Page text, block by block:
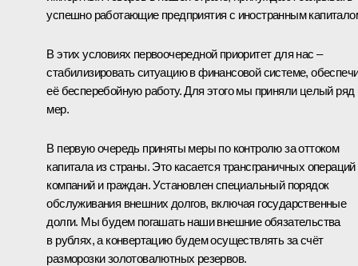
успешно работающие предприятия с иностранным
В этих условиях первоочередной приоритет для нас –
стабилизировать ситуацию в финансовой системе,
её бесперебойную работу. Для этого мы приняли целый ряд
мер.
В первую очередь приняты меры по контролю за оттоком
капитала из страны. Это касается трансграничных операций
компаний и граждан. Установлен специальный порядок
обслуживания внешних долгов, включая государственные
долги. Мы будем погашать наши внешние обязательства
в рублях, а конвертацию будем осуществлять за счёт
разморозки золотовалютных резервов.